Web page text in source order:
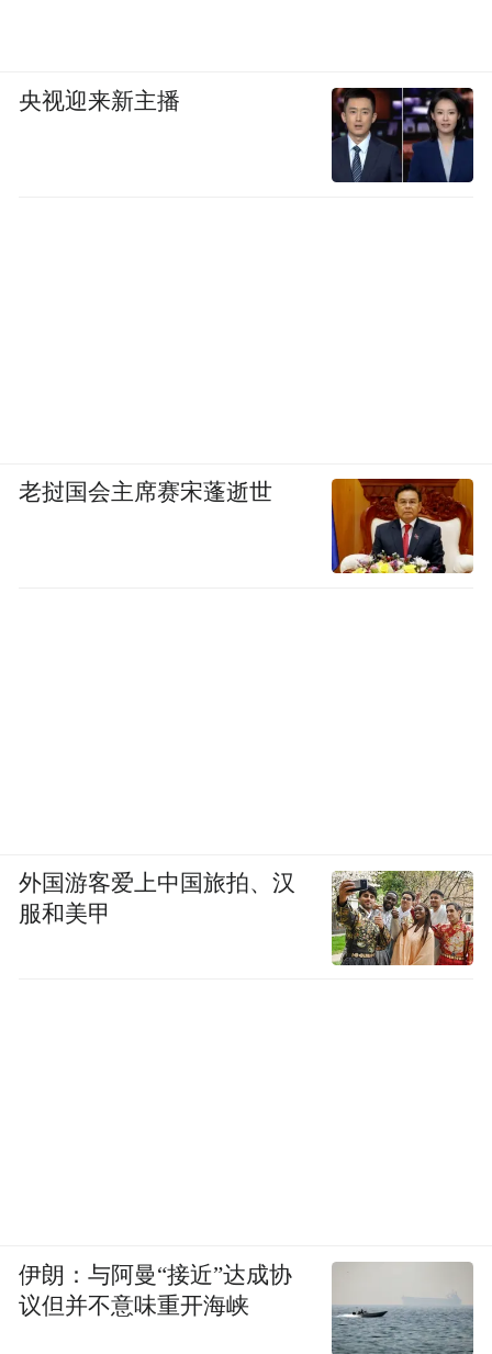
央视迎来新主播
老挝国会主席赛宋蓬逝世
外国游客爱上中国旅拍、汉
服和美甲
伊朗：与阿曼“接近”达成协
议但并不意味重开海峡